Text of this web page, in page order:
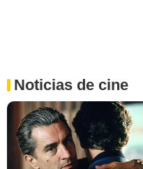
Noticias de cine